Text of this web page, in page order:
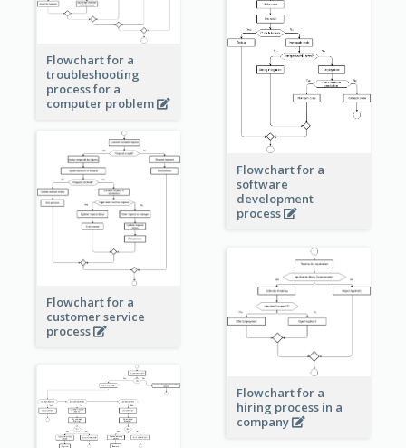
Flowchart for a
troubleshooting
process for a
computer problem
Flowchart for a
software
development
process
Flowchart for a
customer service
process
Flowchart for a
hiring process in a
company